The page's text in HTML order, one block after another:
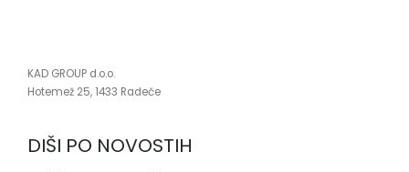
KAD GROUP d.o.o.
Hotemež 25, 1433 Radeče
DIŠI PO NOVOSTIH